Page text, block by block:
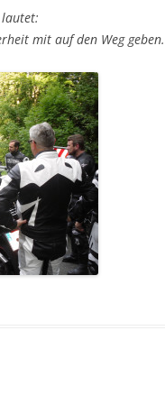
lautet:
mit auf den Weg